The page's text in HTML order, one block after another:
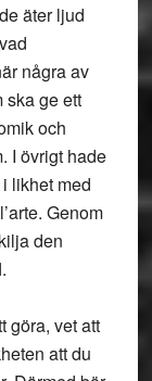
äter ljud
några av
ska ge ett
och
I övrigt hade
likhet med
Genom
den
göra, vet att
att du